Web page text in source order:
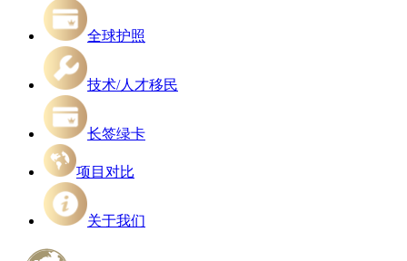
全球护照
技术/人才移民
长签绿卡
项目对比
关于我们